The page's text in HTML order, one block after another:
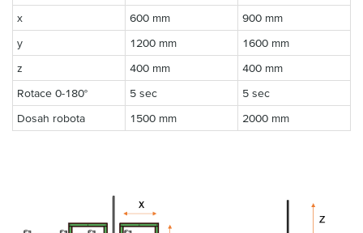
x
600 mm
900 mm
y
1200 mm
1600 mm
z
400 mm
400 mm
Rotace 0-180°
5 sec
5 sec
Dosah robota
1500 mm 2000 mm